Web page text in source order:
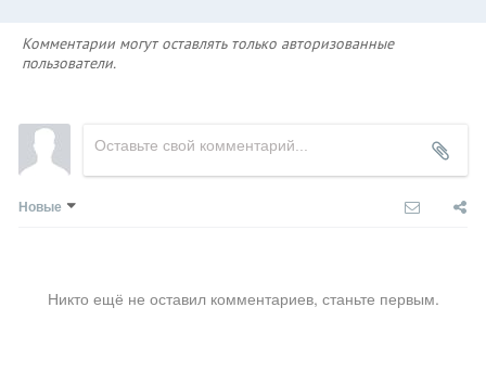
Комментарии могут оставлять только авторизованные
пользователи.
Новые
Никто ещё не оставил комментариев, станьте первым.